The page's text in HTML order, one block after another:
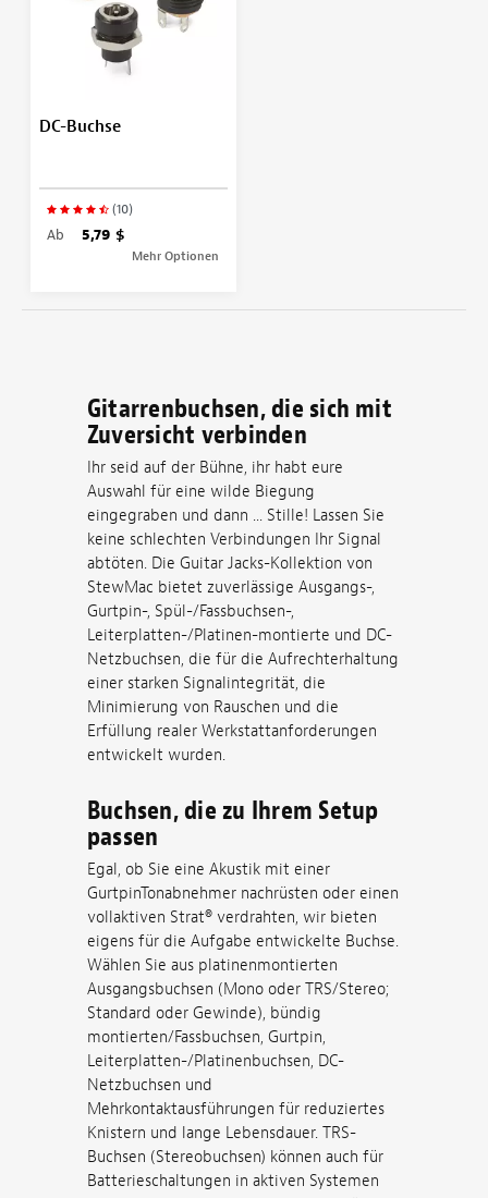
DC-Buchse
(10)
Ab 5,79 $
Mehr Optionen
Gitarrenbuchsen, die sich mit
Zuversicht verbinden
Ihr seid auf der Bühne, ihr habt eure
Auswahl für eine wilde Biegung
eingegraben und dann ... Stille! Lassen Sie
keine schlechten Verbindungen Ihr Signal
abtöten. Die Guitar Jacks-Kollektion von
StewMac bietet zuverlässige Ausgangs-,
Gurtpin-, Spül-/Fassbuchsen-,
Leiterplatten-/Platinen-montierte und DC-
Netzbuchsen, die für die Aufrechterhaltung
einer starken Signalintegrität, die
Minimierung von Rauschen und die
Erfüllung realer Werkstattanforderungen
entwickelt wurden.
Buchsen, die zu Ihrem Setup
passen
Egal, ob Sie eine Akustik mit einer
GurtpinTonabnehmer nachrüsten oder einen
vollaktiven Strat® verdrahten, wir bieten
eigens für die Aufgabe entwickelte Buchse.
Wählen Sie aus platinenmontierten
Ausgangsbuchsen (Mono oder TRS/Stereo;
Standard oder Gewinde), bündig
montierten/Fassbuchsen, Gurtpin,
Leiterplatten-/Platinenbuchsen, DC-
Netzbuchsen und
Mehrkontaktausführungen für reduziertes
Knistern und lange Lebensdauer. TRS-
Buchsen (Stereobuchsen) können auch für
Batterieschaltungen in aktiven Systemen